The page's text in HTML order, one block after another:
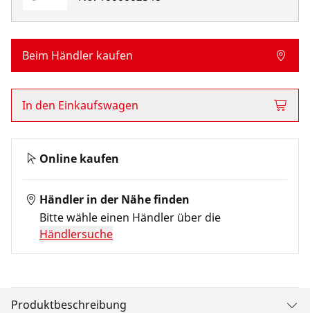
Beim Händler kaufen
In den Einkaufswagen
Online kaufen
Händler in der Nähe finden
Bitte wähle einen Händler über die
Händlersuche
Produktbeschreibung